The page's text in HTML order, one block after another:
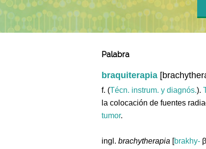
Palabra
braquiterapia
f. (Técn. instrum. y diagnós.).
la colocación de fuentes
tumor.
ingl. brachytherapia [brakhy-